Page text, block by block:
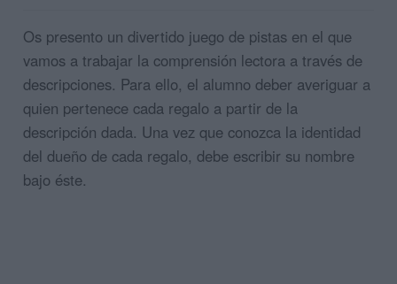
Os presento un divertido juego de pistas en el que
vamos a trabajar la comprensión lectora a través de
descripciones. Para ello, el alumno deber averiguar a
quien pertenece cada regalo a partir de la
descripción dada. Una vez que conozca la identidad
del dueño de cada regalo, debe escribir su nombre
bajo éste.